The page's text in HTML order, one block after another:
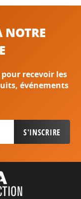
recevoir les
événements